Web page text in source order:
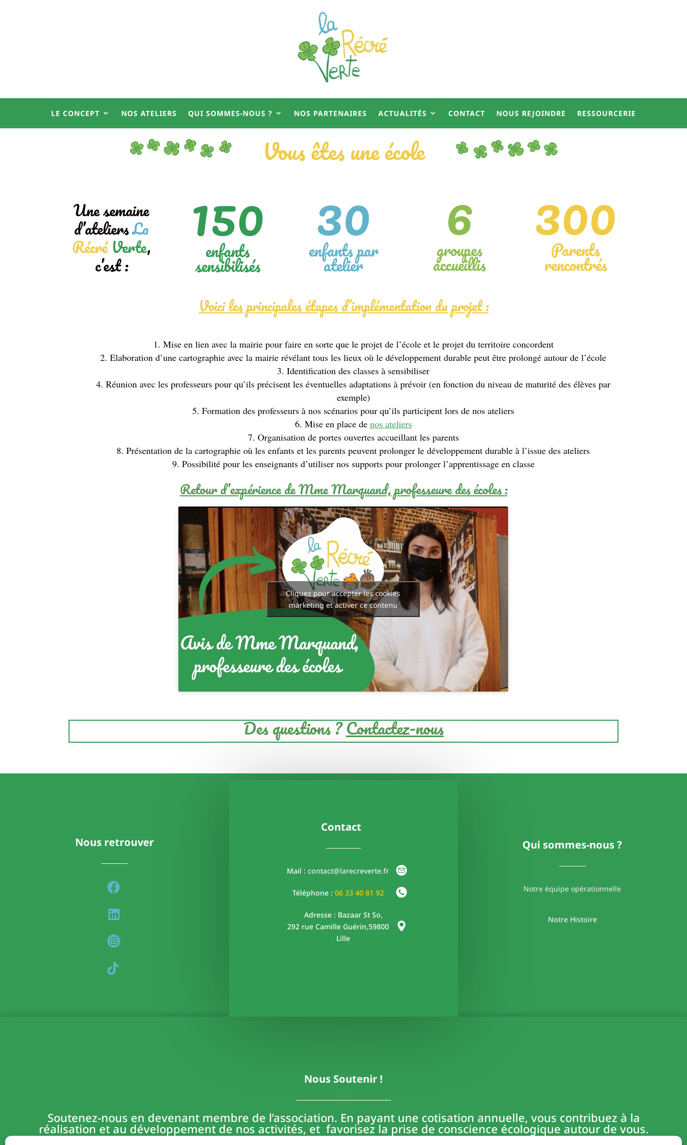
LE CONCEPT NOS ATELIERS QUI SOMMES-NOUS ? NOS PARTENAIRES ACTUALITÉS CONTACT NOUS REJOINDRE RESSOURCERIE
Vous êtes une école
Une semaine
d’ateliersLa
RécréVerte,
c’est :
150
enfants
sensibilisés
30
enfants par
atelier
6
groupes
accueillis
300
Parents
rencontrés
Voici les principales étapes d’implémentation du projet :
Mise en lien avec la mairie pour faire en sorte que le projet de l’école et le projet du territoire concordent
Elaboration d’une cartographie avec la mairie révélant tous les lieux où le développement durable peut être prolongé autour de l’école
Identification des classes à sensibiliser
Réunion avec les professeurs pour qu’ils précisent les éventuelles adaptations à prévoir (en fonction du niveau de maturité des élèves par
exemple)
Formation des professeurs à nos scénarios pour qu’ils participent lors de nos ateliers
Mise en place de nos ateliers
Organisation de portes ouvertes accueillant les parents
Présentation de la cartographie où les enfants et les parents peuvent prolonger le développement durable à l’issue des ateliers
Possibilité pour les enseignants d’utiliser nos supports pour prolonger l’apprentissage en classe
Retour d’expérience de Mme Marquand, professeure des écoles :
Cliquez pour accepter les cookies
marketing et activer ce contenu
Des questions ?Contactez-nous
Nous retrouver
Contact
Mail :contact@larecreverte.fr
Téléphone : 06 33 40 81 92
Adresse : Bazaar St So,
292 rue Camille Guérin,59800
Lille
Qui sommes-nous ?
Notre équipe opérationnelle
Notre Histoire
Nous Soutenir !
Soutenez-nous en devenant membre de l’association. En payant une cotisation annuelle, vous contribuez à la
réalisation et au développement de nos activités, et favorisez la prise de conscience écologique autour de vous.